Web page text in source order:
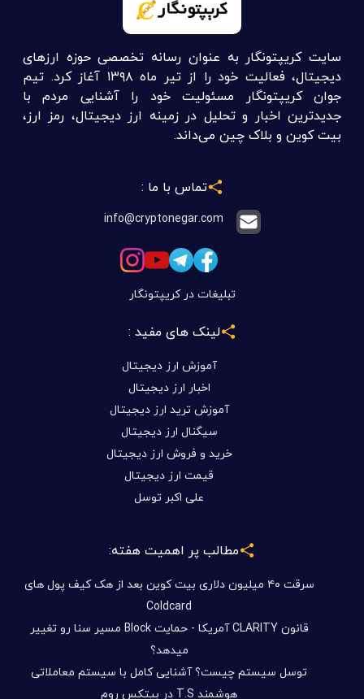
سایت کریپتونگار به عنوان رسانه تخصصی حوزه ارزهای
دیجیتال، فعالیت خود را از تیر ماه ۱۳۹۸ آغاز کرد. تیم
جوان کریپتونگار مسئولیت خود را آشنایی مردم با
جدیدترین اخبار و تحلیل در زمینه ارز دیجیتال، رمز ارز،
بیت کوین و بلاک چین می‌داند.
تماس با ما :
info@cryptonegar.com
تبلیغات در کریپتونگار
لینک های مفید :
آموزش ارز دیجیتال
اخبار ارز دیجیتال
آموزش ترید ارز دیجیتال
سیگنال ارز دیجیتال
خرید و فروش ارز دیجیتال
قیمت ارز دیجیتال
علی اکبر توسل
مطالب پر اهمیت هفته:
سرقت ۴۰ میلیون دلاری بیت کوین بعد از هک کیف پول های
Coldcard
قانون CLARITY آمریکا - حمایت Block مسیر سنا رو تغییر
میدهد؟
توسل سیستم چیست؟ آشنایی کامل با سیستم معاملاتی
هوشمند T.S در بیتکس روم